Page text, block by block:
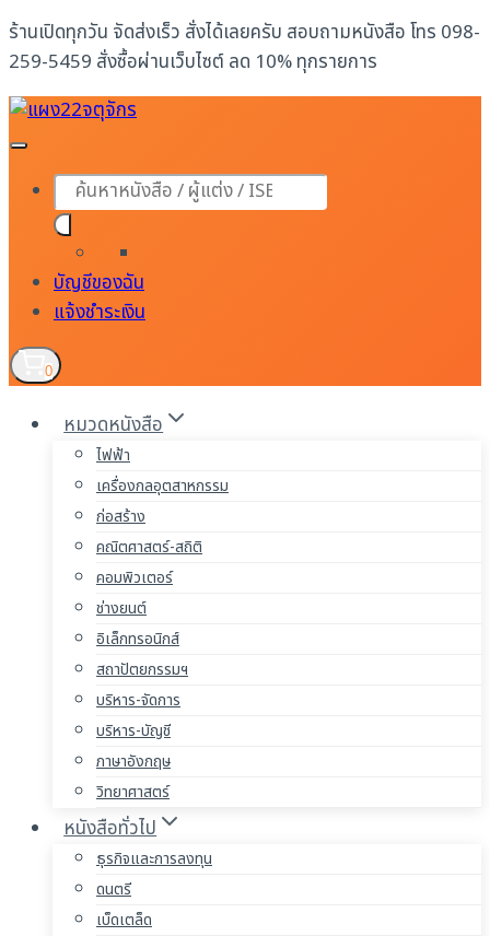
Skip
to
content
ร้านเปิดทุกวัน จัดส่งเร็ว สั่งได้เลยครับ สอบถามหนังสือ โทร 098-
259-5459 สั่งซื้อผ่านเว็บไซต์ ลด 10% ทุกรายการ
Products
search
บัญชีของฉัน
แจ้งชำระเงิน
0
หมวดหนังสือ
ไฟฟ้า
เครื่องกลอุตสาหกรรม
ก่อสร้าง
คณิตศาสตร์-สถิติ
คอมพิวเตอร์
ช่างยนต์
อิเล็กทรอนิกส์
สถาปัตยกรรมฯ
บริหาร-จัดการ
บริหาร-บัญชี
ภาษาอังกฤษ
วิทยาศาสตร์
หนังสือทั่วไป
ธุรกิจและการลงทุน
ดนตรี
เบ็ดเตล็ด